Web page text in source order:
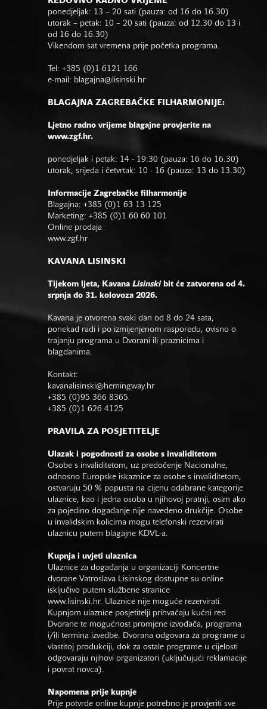
ponedjeljak: 13 – 20 sati (pauza: od 16 do 16.30)
utorak – petak: 10 – 20 sati (pauza: od 12.30 do 13 i
od 16 do 16.30)
Vikendom sat vremena prije početka programa.
Tel: +385 (0)1 6121 166
e-mail: blagajna@lisinski.hr
BLAGAJNA ZAGREBAČKE FILHARMONIJE:
Ljetno radno vrijeme blagajne provjerite na
www.zgf.hr.
ponedjeljak i petak: 14 - 19:30 (pauza: 16 do 16.30)
utorak, srijeda i četvrtak: 10 - 16 (pauza: 13 do 13.30)
Informacije Zagrebačke filharmonije
Blagajna: +385 (0)1 63 13 125
Marketing: +385 (0)1 60 60 101
Online prodaja
www.zgf.hr
KAVANA LISINSKI
Tijekom ljeta, Kavana Lisinskibit će zatvorena od 4.
srpnja do 31. kolovoza 2026.
Kavana je otvorena svaki dan od 8 do 24 sata,
ponekad radi i po izmijenjenom rasporedu, ovisno o
trajanju programa u Dvorani ili praznicima i
blagdanima.
Kontakt:
kavanalisinski@hemingway.hr
+385 (0)95 366 8365
+385 (0)1 626 4125
PRAVILA ZA POSJETITELJE
Ulazak i pogodnosti za osobe s invaliditetom
Osobe s invaliditetom, uz predočenje Nacionalne,
odnosno Europske iskaznice za osobe s invaliditetom,
ostvaruju 50 % popusta na cijenu odabrane kategorije
ulaznice, kao i jedna osoba u njihovoj pratnji, osim ako
za pojedino događanje nije navedeno drukčije. Osobe
u invalidskim kolicima mogu telefonski rezervirati
ulaznicu putem blagajne KDVL-a.
Kupnja i uvjeti ulaznica
Ulaznice za događanja u organizaciji Koncertne
dvorane Vatroslava Lisinskog dostupne su online
isključivo putem službene stranice
www.lisinski.hr. Ulaznice nije moguće rezervirati.
Kupnjom ulaznice posjetitelji prihvaćaju kućni red
Dvorane te mogućnost promjene izvođača, programa
i/ili termina izvedbe. Dvorana odgovara za programe u
vlastitoj produkciji, dok za ostale programe u cijelosti
odgovaraju njihovi organizatori (uključujući reklamacije
i povrat novca).
Napomena prije kupnje
Prije potvrde online kupnje potrebno je provjeriti sve